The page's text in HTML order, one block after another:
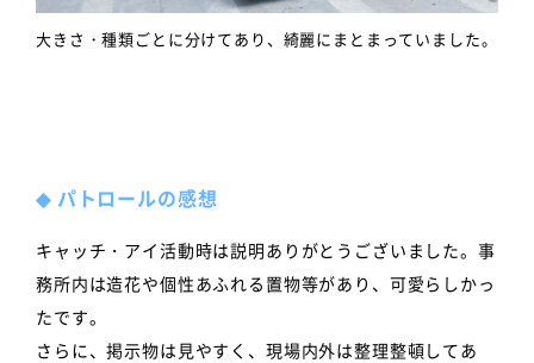
大きさ・種類ごとに分けてあり、綺麗にまとまっていました。
◆パトロールの感想
キャッチ・アイ活動時は説明ありがとうございました。事
務所内は造花や個性あふれる置物等があり、可愛らしかっ
たです。
さらに、掲示物は見やすく、現場内外は整理整頓してあ